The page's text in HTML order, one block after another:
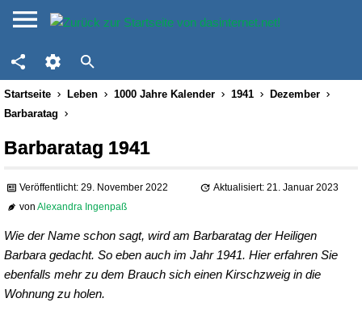
Startseite Leben 1000 Jahre Kalender 1941
Dezember
Barbaratag
Barbaratag 1941
Veröffentlicht: 29. November 2022
Aktualisiert: 21. Januar 2023
vonAlexandra Ingenpaß
Wie der Name schon sagt, wird am Barbaratag der Heiligen
Barbara gedacht. So eben auch im Jahr 1941. Hier erfahren Sie
ebenfalls mehr zu dem Brauch sich einen Kirschzweig in die
Wohnung zu holen.